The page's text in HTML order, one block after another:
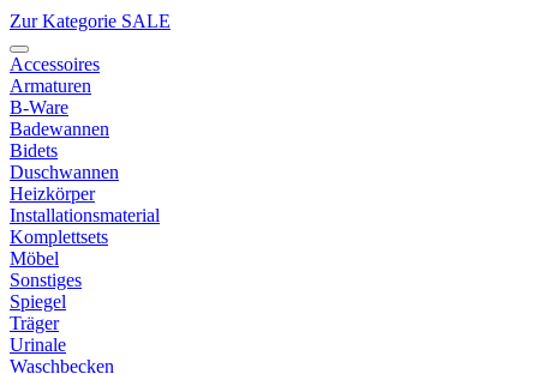
Zur Kategorie SALE
Accessoires
Armaturen
B-Ware
Badewannen
Bidets
Duschwannen
Heizkörper
Installationsmaterial
Komplettsets
Möbel
Sonstiges
Spiegel
Träger
Urinale
Waschbecken